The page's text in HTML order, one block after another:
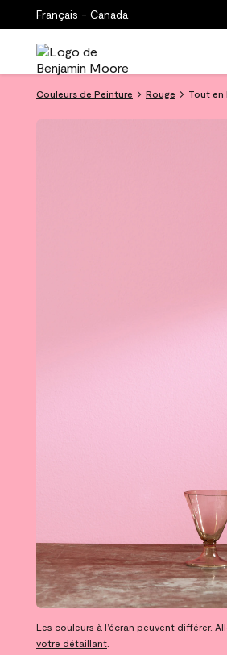
Français - Canada
Couleurs de Peinture Rouge Tout en
Les couleurs à l’écran peuvent différer.
votre détaillant